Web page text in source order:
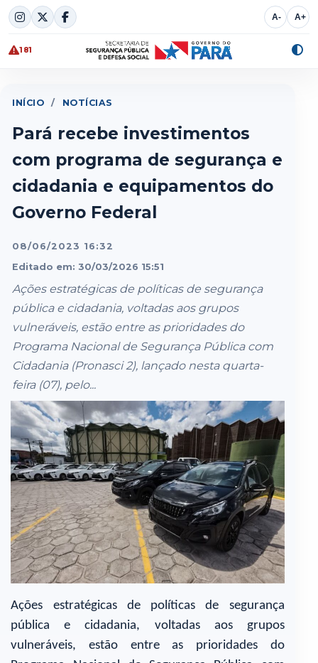
Skip
to
content
A- A+
181
INÍCIO / NOTÍCIAS
Pará recebe investimentos
com programa de segurança e
cidadania e equipamentos do
Governo Federal
08/06/2023 16:32
Editado em: 30/03/2026 15:51
Ações estratégicas de políticas de segurança
pública e cidadania, voltadas aos grupos
vulneráveis, estão entre as prioridades do
Programa Nacional de Segurança Pública com
Cidadania (Pronasci 2), lançado nesta quarta-
feira (07), pelo...
Ações estratégicas de políticas de segurança
pública e cidadania, voltadas aos grupos
vulneráveis, estão entre as prioridades do